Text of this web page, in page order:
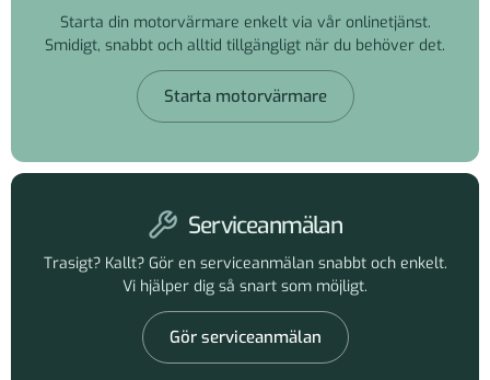
Starta din motorvärmare enkelt via vår onlinetjänst.
Smidigt, snabbt och alltid tillgängligt när du behöver det.
Starta motorvärmare
Serviceanmälan
Trasigt? Kallt? Gör en serviceanmälan snabbt och enkelt.
Vi hjälper dig så snart som möjligt.
Gör serviceanmälan